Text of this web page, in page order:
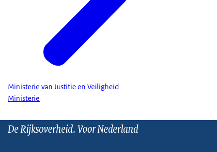
Ministerie van Justitie en Veiligheid
Ministerie
De Rijksoverheid. Voor Nederland